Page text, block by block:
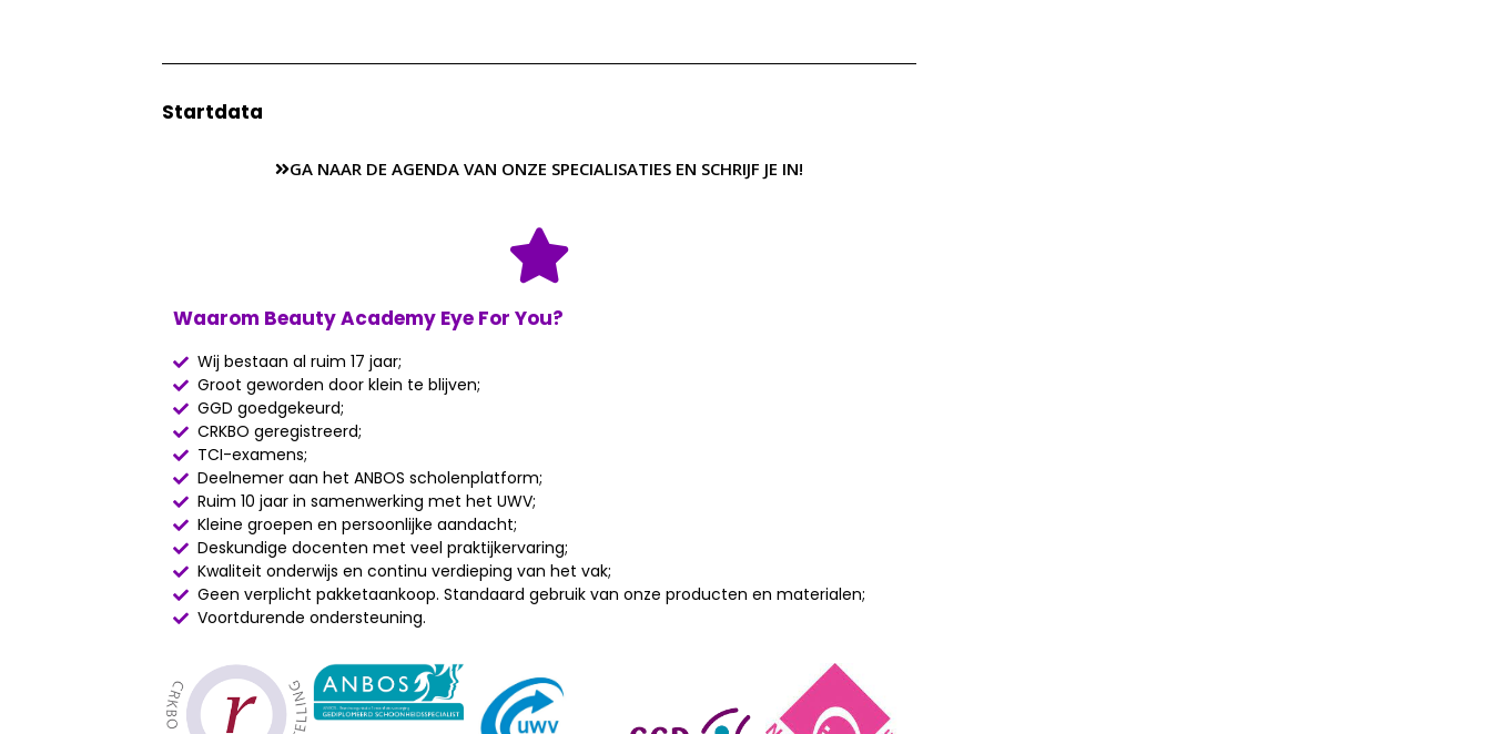
Startdata
GA NAAR DE AGENDA VAN ONZE SPECIALISATIES EN SCHRIJF JE IN!
Waarom Beauty Academy Eye For You?
Wij bestaan al ruim 17 jaar;
Groot geworden door klein te blijven;
GGD goedgekeurd;
CRKBO geregistreerd;
TCI-examens;
Deelnemer aan het ANBOS scholenplatform;
Ruim 10 jaar in samenwerking met het UWV;
Kleine groepen en persoonlijke aandacht;
Deskundige docenten met veel praktijkervaring;
Kwaliteit onderwijs en continu verdieping van het vak;
Geen verplicht pakketaankoop. Standaard gebruik van onze producten en materialen;
Voortdurende ondersteuning.